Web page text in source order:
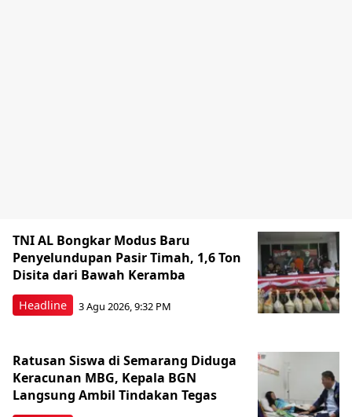
Headline
TNI AL Bongkar Modus Baru
Penyelundupan Pasir Timah, 1,6 Ton
Disita dari Bawah Keramba
3 Agu 2026, 9:32 PM
Ratusan Siswa di Semarang Diduga
Keracunan MBG, Kepala BGN
Langsung Ambil Tindakan Tegas